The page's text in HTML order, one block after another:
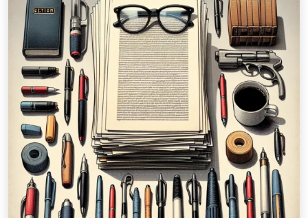
Tłumaczenia /16 stycznia 2025
Wytyczne dla poprawnej korekty
tekstów naukowych